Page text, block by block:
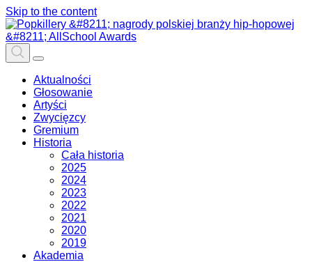
Skip to the content
Aktualności
Głosowanie
Artyści
Zwycięzcy
Gremium
Historia
Cała historia
2025
2024
2023
2022
2021
2020
2019
Akademia